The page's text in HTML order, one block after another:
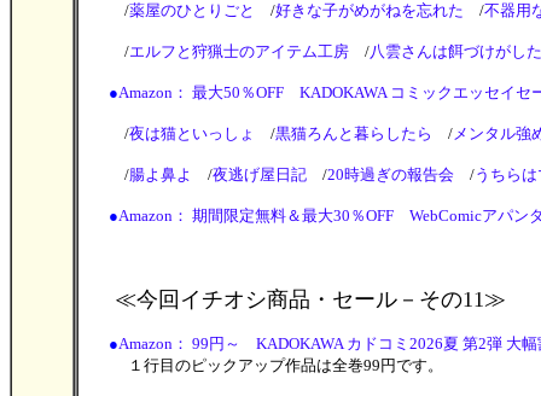
/薬屋のひとりごと /好きな子がめがねを忘れた /不器用
/エルフと狩猟士のアイテム工房 /八雲さんは餌づけがし
●Amazon： 最大50％OFF KADOKAWA コミックエッセイセ
/夜は猫といっしょ /黒猫ろんと暮らしたら /メンタル強
/腸よ鼻よ /夜逃げ屋日記 /20時過ぎの報告会 /うちら
●Amazon： 期間限定無料＆最大30％OFF WebComicアパン
≪今回イチオシ商品・セール －その11≫
●Amazon： 99円～ KADOKAWA カドコミ2026夏 第2弾 大
１行目のピックアップ作品は全巻99円です。